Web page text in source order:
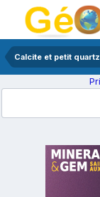
Calcite et petit